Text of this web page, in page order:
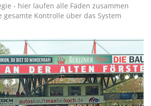
- hier laufen alle Fäden zusammen
Kontrolle über das System